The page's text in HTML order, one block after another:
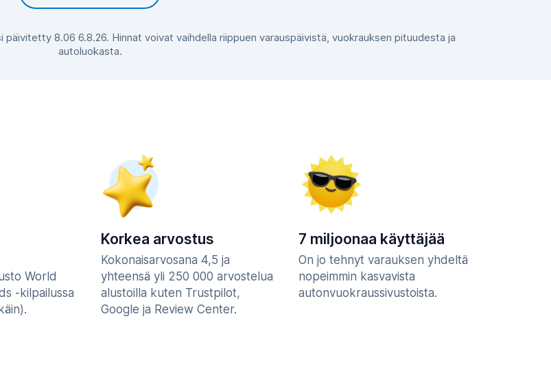
8.06 6.8.26. Hinnat voivat vaihdella riippuen varauspäivistä, vuokrauksen pituudesta ja
autoluokasta.
World
-kilpailussa
Korkea arvostus
Kokonaisarvosana 4,5 ja
yhteensä yli 250 000 arvostelua
alustoilla kuten Trustpilot,
Google ja Review Center.
7 miljoonaa käyttäjää
On jo tehnyt varauksen yhdeltä
nopeimmin kasvavista
autonvuokraussivustoista.